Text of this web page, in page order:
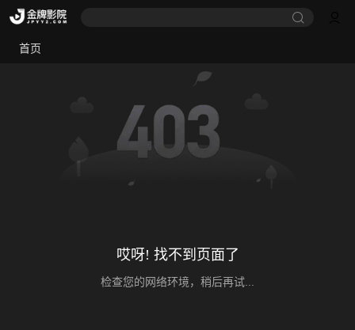
首页
哎呀! 找不到页面了
检查您的网络环境，稍后再试...